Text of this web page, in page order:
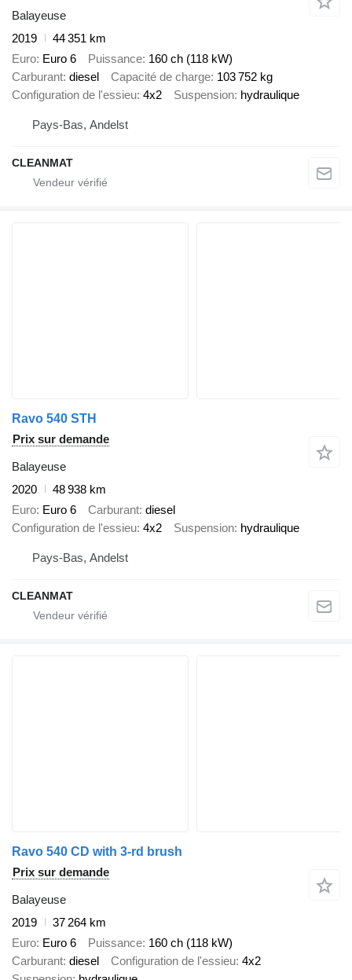
Balayeuse
2019
44 351 km
Euro Euro 6 Puissance 160 ch (118 kW)
Carburant diesel Capacité de charge 103 752 kg
Configuration de l'essieu 4x2 Suspension hydraulique
Pays-Bas, Andelst
CLEANMAT
Ravo 540 STH
Prix sur demande
Balayeuse
2020
48 938 km
Euro Euro 6 Carburant diesel
Configuration de l'essieu 4x2 Suspension hydraulique
Pays-Bas, Andelst
CLEANMAT
Ravo 540 CD with 3-rd brush
Prix sur demande
Balayeuse
2019
37 264 km
Euro Euro 6 Puissance 160 ch (118 kW)
Carburant diesel Configuration de l'essieu 4x2